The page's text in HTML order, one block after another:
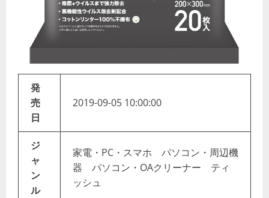
発
売
日
2019-09-05 10:00:00
ジ
ャ
ン
ル
家電・PC・スマホ パソコン・周辺機
器 パソコン・OAクリーナー ティ
ッシュ